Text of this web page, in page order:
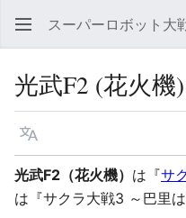
スーパーロボット大
光武F2 (花火機)
言語
光武F2（花火機） は『サ
は『サクラ大戦3 ～巴里